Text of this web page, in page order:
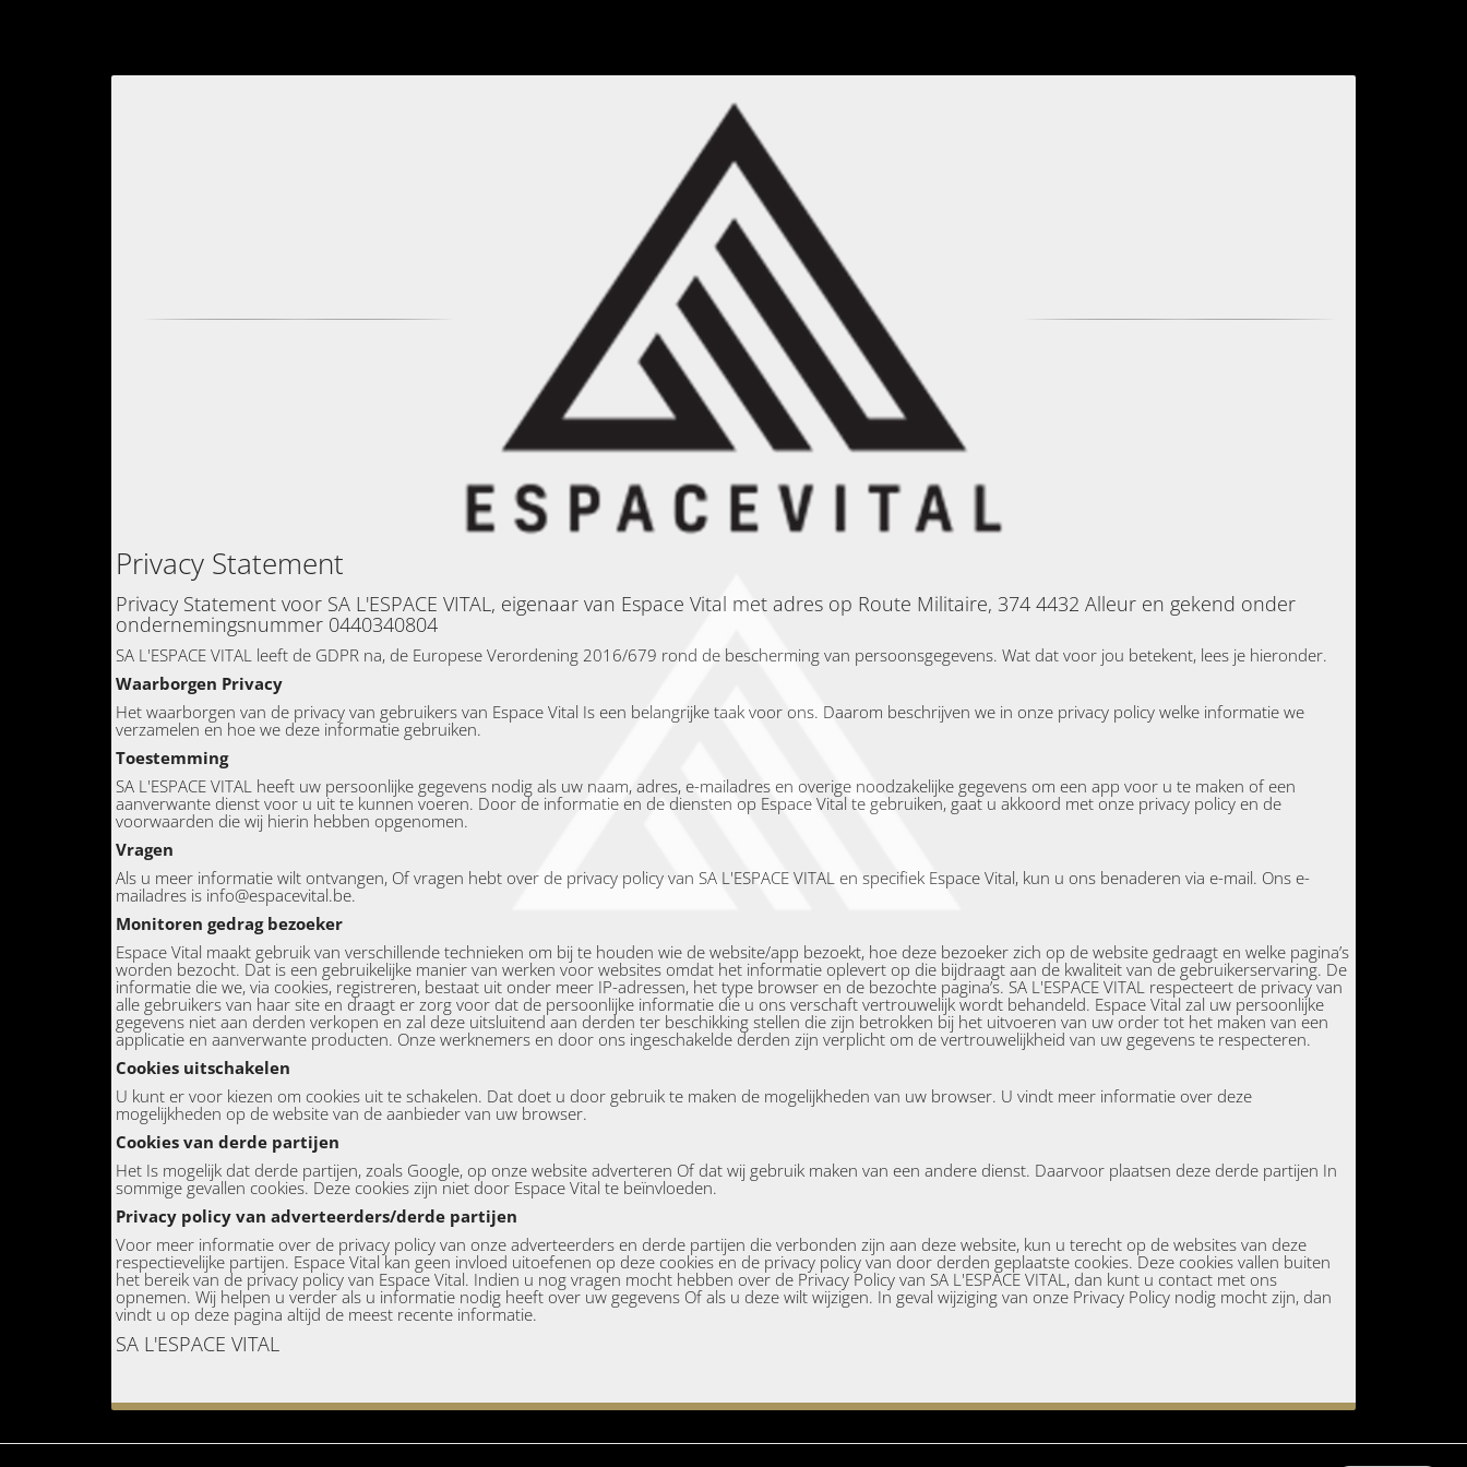
Privacy Statement
Privacy Statement voor SA L'ESPACE VITAL, eigenaar van Espace Vital met adres op Route Militaire, 374 4432 Alleur en gekend onder
ondernemingsnummer 0440340804
SA L'ESPACE VITAL leeft de GDPR na, de Europese Verordening 2016/679 rond de bescherming van persoonsgegevens. Wat dat voor jou betekent, lees je hieronder.
Waarborgen Privacy
Het waarborgen van de privacy van gebruikers van Espace Vital Is een belangrijke taak voor ons. Daarom beschrijven we in onze privacy policy welke informatie we
verzamelen en hoe we deze informatie gebruiken.
Toestemming
SA L'ESPACE VITAL heeft uw persoonlijke gegevens nodig als uw naam, adres, e-mailadres en overige noodzakelijke gegevens om een app voor u te maken of een
aanverwante dienst voor u uit te kunnen voeren. Door de informatie en de diensten op Espace Vital te gebruiken, gaat u akkoord met onze privacy policy en de
voorwaarden die wij hierin hebben opgenomen.
Vragen
Als u meer informatie wilt ontvangen, Of vragen hebt over de privacy policy van SA L'ESPACE VITAL en specifiek Espace Vital, kun u ons benaderen via e-mail. Ons e-
mailadres is info@espacevital.be.
Monitoren gedrag bezoeker
Espace Vital maakt gebruik van verschillende technieken om bij te houden wie de website/app bezoekt, hoe deze bezoeker zich op de website gedraagt en welke pagina’s
worden bezocht. Dat is een gebruikelijke manier van werken voor websites omdat het informatie oplevert op die bijdraagt aan de kwaliteit van de gebruikerservaring. De
informatie die we, via cookies, registreren, bestaat uit onder meer IP-adressen, het type browser en de bezochte pagina’s. SA L'ESPACE VITAL respecteert de privacy van
alle gebruikers van haar site en draagt er zorg voor dat de persoonlijke informatie die u ons verschaft vertrouwelijk wordt behandeld. Espace Vital zal uw persoonlijke
gegevens niet aan derden verkopen en zal deze uitsluitend aan derden ter beschikking stellen die zijn betrokken bij het uitvoeren van uw order tot het maken van een
applicatie en aanverwante producten. Onze werknemers en door ons ingeschakelde derden zijn verplicht om de vertrouwelijkheid van uw gegevens te respecteren.
Cookies uitschakelen
U kunt er voor kiezen om cookies uit te schakelen. Dat doet u door gebruik te maken de mogelijkheden van uw browser. U vindt meer informatie over deze
mogelijkheden op de website van de aanbieder van uw browser.
Cookies van derde partijen
Het Is mogelijk dat derde partijen, zoals Google, op onze website adverteren Of dat wij gebruik maken van een andere dienst. Daarvoor plaatsen deze derde partijen In
sommige gevallen cookies. Deze cookies zijn niet door Espace Vital te beïnvloeden.
Privacy policy van adverteerders/derde partijen
Voor meer informatie over de privacy policy van onze adverteerders en derde partijen die verbonden zijn aan deze website, kun u terecht op de websites van deze
respectievelijke partijen. Espace Vital kan geen invloed uitoefenen op deze cookies en de privacy policy van door derden geplaatste cookies. Deze cookies vallen buiten
het bereik van de privacy policy van Espace Vital. Indien u nog vragen mocht hebben over de Privacy Policy van SA L'ESPACE VITAL, dan kunt u contact met ons
opnemen. Wij helpen u verder als u informatie nodig heeft over uw gegevens Of als u deze wilt wijzigen. In geval wijziging van onze Privacy Policy nodig mocht zijn, dan
vindt u op deze pagina altijd de meest recente informatie.
SA L'ESPACE VITAL